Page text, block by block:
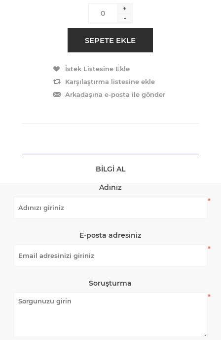
+
-
BILGI AL
Adınız
*
E-posta adresiniz
*
Soruşturma
*